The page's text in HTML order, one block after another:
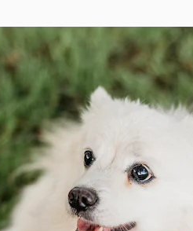
製品
Spaces
AI アシスタント
AI 画像生成ツール
AI 動画生成ツール
AI 音声合成ツール
ストックコンテン
はじめに
ドキュメント
サポート
利用規約
シー